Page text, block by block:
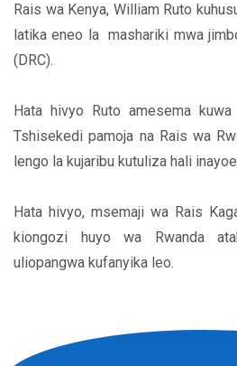
Rais wa Kenya, William Ruto
latika eneo la mashariki mwa
(DRC).
Hata hivyo Ruto amesema
Tshisekedi pamoja na Rais wa
lengo la kujaribu kutuliza hali
Hata hivyo, msemaji wa Rais
kiongozi huyo wa Rwanda
uliopangwa kufanyika leo.